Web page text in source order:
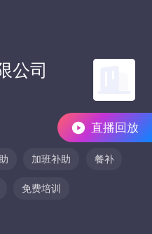
直播回放
公司
加班补助 餐补
免费培训